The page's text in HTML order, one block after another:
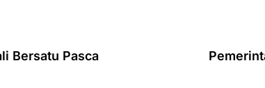
Bersatu Pasca